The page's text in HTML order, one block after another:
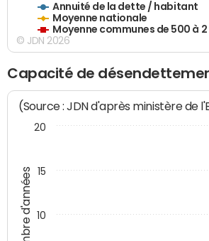
Annuité de la dette / habitant
Moyenne nationale
Moyenne communes de 500 à
© JDN 2026
Capacité de
Nombre d'années
(Source : JDN d'après ministère de
10
15
20